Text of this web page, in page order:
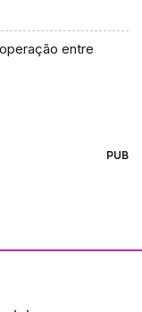
entre
PUB